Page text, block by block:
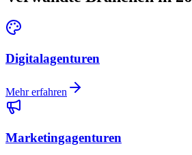
Digitalagenturen
Mehr erfahren
Marketingagenturen